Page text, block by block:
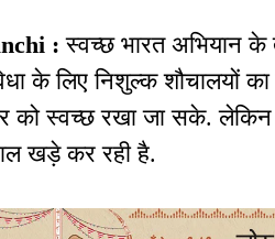
: स्वच्छ भारत अभियान के
के लिए निशुल्क शौचालयों
को स्वच्छ रखा जा सके. लेकिन
खड़े कर रही है.